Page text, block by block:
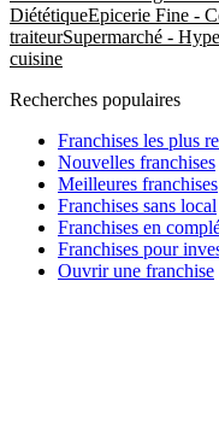
DiététiqueEpicerie Fine -
traiteurSupermarché -
cuisine
Recherches populaires
Franchises les plus
Nouvelles franchises
Meilleures franchises
Franchises sans local
Franchises en
Franchises pour
Ouvrir une franchise